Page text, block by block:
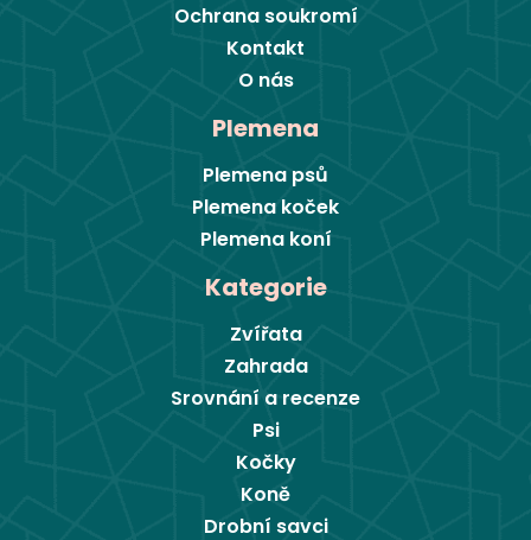
Ochrana soukromí
Kontakt
O nás
Plemena
Plemena psů
Plemena koček
Plemena koní
Kategorie
Zvířata
Zahrada
Srovnání a recenze
Psi
Kočky
Koně
Drobní savci